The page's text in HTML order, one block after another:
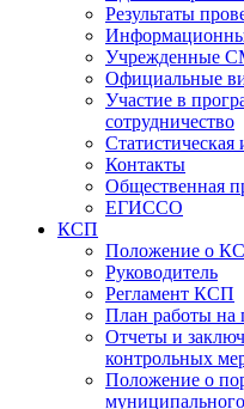
Результаты
Учрежденные
Официальные
Участие в
сотрудничество
Контакты
Общественная
ЕГИССО
КСП
Положение о
Руководитель
Регламент КСП
План работы на
Отчеты и
контрольных
Положение о